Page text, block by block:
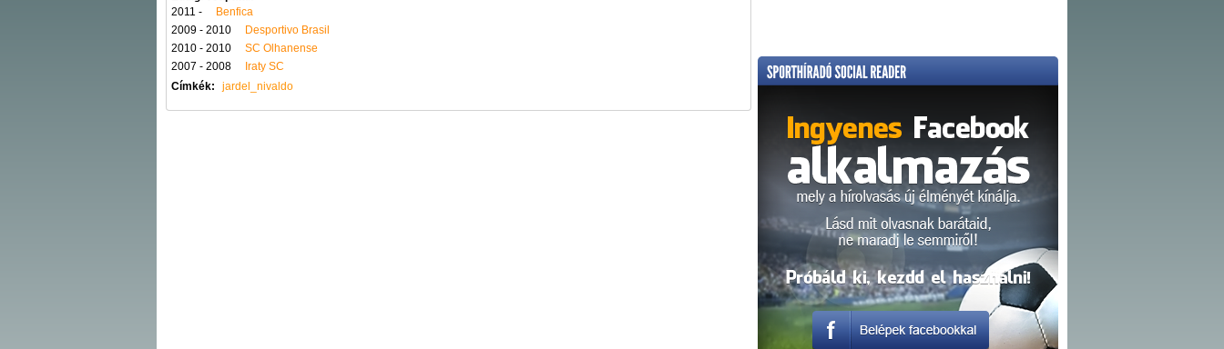
2011 -
Benfica
2009 - 2010
Desportivo Brasil
2010 - 2010
SC Olhanense
2007 - 2008
Iraty SC
Címkék:
jardel_nivaldo